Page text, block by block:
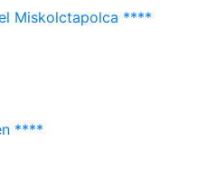
Miskolctapolca ****
****